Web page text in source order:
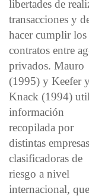
libertades de
transacciones y
hacer cumplir los
contratos entre
privados. Mauro
(1995) y Keefer
Knack (1994)
información
recopilada por
distintas empresas
clasificadoras de
riesgo a nivel
internacional, que